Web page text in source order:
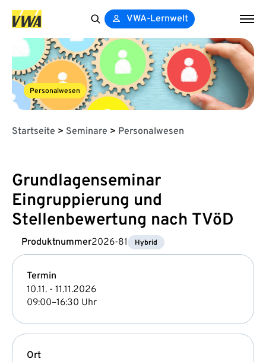
for:
VWA-Lernwelt
Personalwesen
Startseite > Seminare > Personalwesen
Grundlagenseminar
Eingruppierung und
Stellenbewertung nach TVöD
Produktnummer2026-81 Hybrid
Termin
10.11. - 11.11.2026
09:00–16:30 Uhr
Ort